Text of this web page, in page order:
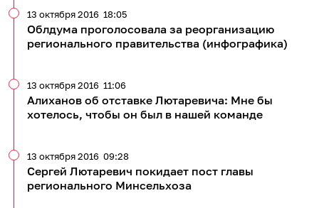
Облдума проголосовала за реорганизацию
регионального правительства (инфографика)
13 октября 2016 18:05
Алиханов об отставке Лютаревича: Мне бы
хотелось, чтобы он был в нашей команде
13 октября 2016 11:06
Сергей Лютаревич покидает пост главы
регионального Минсельхоза
13 октября 2016 09:28